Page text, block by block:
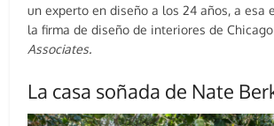
un experto en diseño a los 24 años, a esa
la firma de diseño de interiores de Chicago
Associates.
La casa soñada de Nate